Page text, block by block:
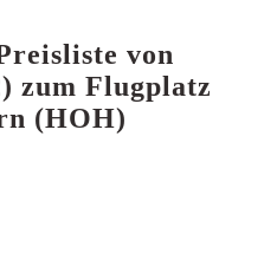
von
zum Flugplatz
(HOH)